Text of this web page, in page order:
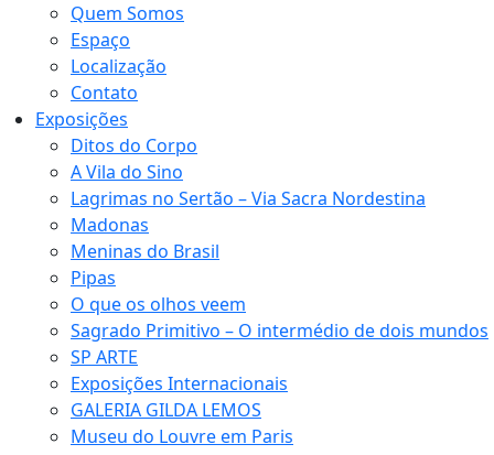
Quem Somos
Espaço
Localização
Contato
Exposições
Ditos do Corpo
A Vila do Sino
Lagrimas no Sertão – Via Sacra Nordestina
Madonas
Meninas do Brasil
Pipas
O que os olhos veem
Sagrado Primitivo – O intermédio de dois mundos
SP ARTE
Exposições Internacionais
GALERIA GILDA LEMOS
Museu do Louvre em Paris